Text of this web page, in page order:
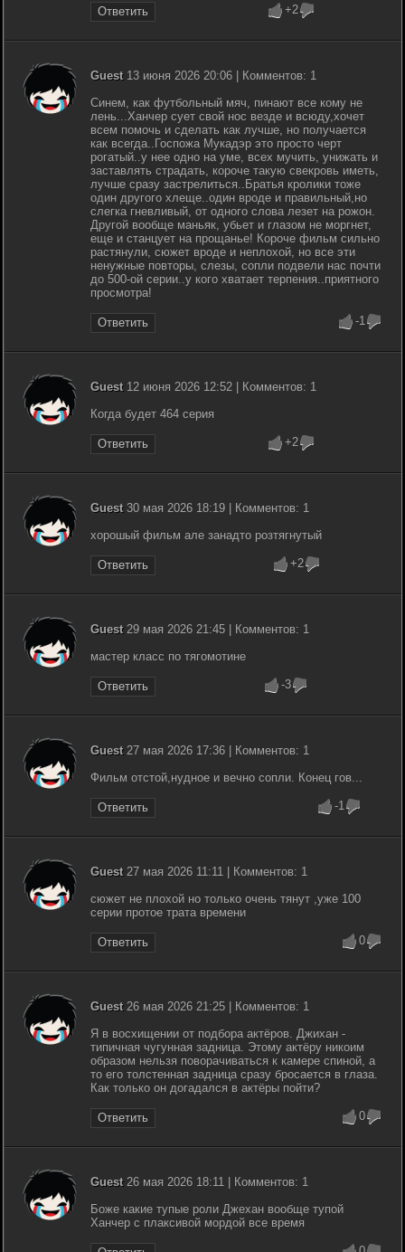
Ответить +2
Guest13 июня 2026 20:06 | Комментов: 1
Синем, как футбольный мяч, пинают все кому не
лень...Ханчер сует свой нос везде и всюду,хочет
всем помочь и сделать как лучше, но получается
как всегда..Госпожа Мукадэр это просто черт
рогатый..у нее одно на уме, всех мучить, унижать и
заставлять страдать, короче такую свекровь иметь,
лучше сразу застрелиться..Братья кролики тоже
один другого хлеще..один вроде и правильный,но
слегка гневливый, от одного слова лезет на рожон.
Другой вообще маньяк, убьет и глазом не моргнет,
еще и станцует на прощанье! Короче фильм сильно
растянули, сюжет вроде и неплохой, но все эти
ненужные повторы, слезы, сопли подвели нас почти
до 500-ой серии..у кого хватает терпения..приятного
просмотра!
Ответить -1
Guest12 июня 2026 12:52 | Комментов: 1
Когда будет 464 серия
Ответить +2
Guest30 мая 2026 18:19 | Комментов: 1
хорошый фильм але занадто розтягнутый
Ответить +2
Guest29 мая 2026 21:45 | Комментов: 1
мастер класс по тягомотине
Ответить -3
Guest27 мая 2026 17:36 | Комментов: 1
Фильм отстой,нудное и вечно сопли. Конец гов...
Ответить -1
Guest27 мая 2026 11:11 | Комментов: 1
сюжет не плохой но только очень тянут ,уже 100
серии протое трата времени
Ответить 0
Guest26 мая 2026 21:25 | Комментов: 1
Я в восхищении от подбора актёров. Джихан -
типичная чугунная задница. Этому актёру никоим
образом нельзя поворачиваться к камере спиной, а
то его толстенная задница сразу бросается в глаза.
Как только он догадался в актёры пойти?
Ответить 0
Guest26 мая 2026 18:11 | Комментов: 1
Боже какие тупые роли Джехан вообще тупой
Ханчер с плаксивой мордой все время